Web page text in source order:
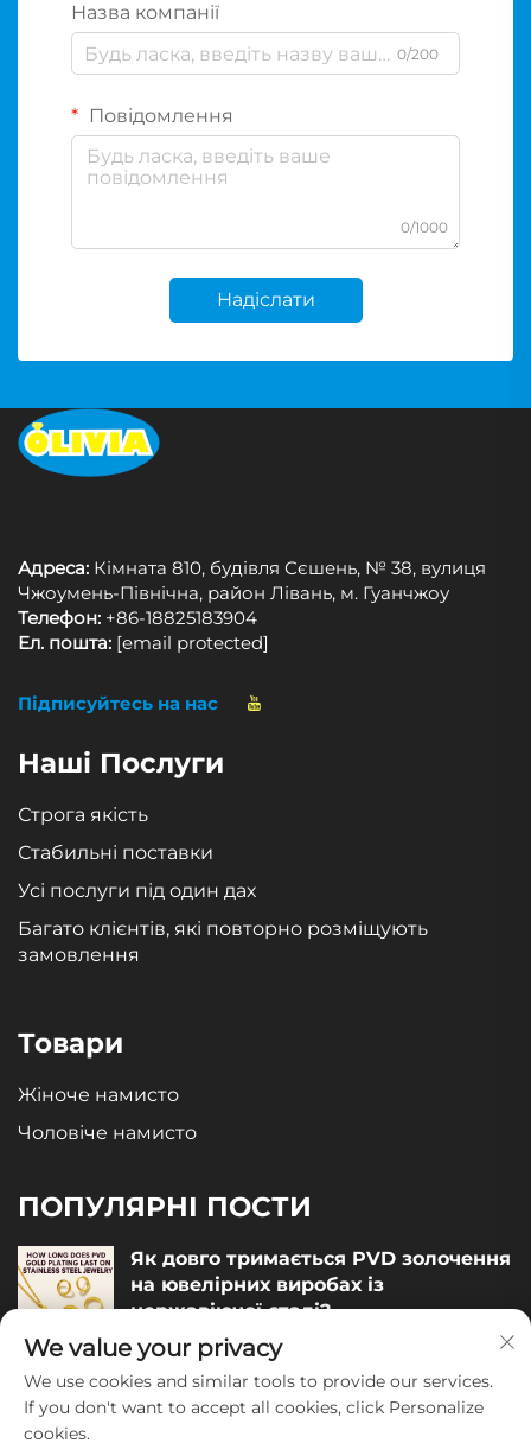
Назва компанії
0/200
Повідомлення
0/1000
Надіслати
Адреса: Кімната 810, будівля Сєшень, № 38, вулиця
Чжоумень-Північна, район Лівань, м. Гуанчжоу
Телефон: +86-18825183904
Ел. пошта: [email protected]
Підписуйтесь на нас
Наші Послуги
Строга якість
Стабильні поставки
Усі послуги під один дах
Багато клієнтів, які повторно розміщують
замовлення
Товари
Жіноче намисто
Чоловіче намисто
ПОПУЛЯРНІ ПОСТИ
Як довго тримається PVD золочення
на ювелірних виробах із
нержавіючої сталі?
December 05, 2025
Як оцінити якість ювелірних виробів
We value your privacy
We use cookies and similar tools to provide our services.
If you don't want to accept all cookies, click Personalize
cookies.